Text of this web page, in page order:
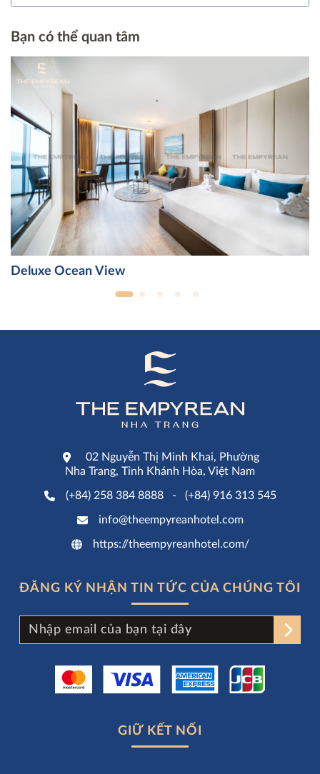
Bạn có thể quan tâm
Deluxe Ocean View
GIỮ KẾT NỐI
02 Nguyễn Thị Minh Khai, Phường
Nha Trang, Tỉnh Khánh Hòa, Việt Nam
(+84) 258 384 8888 - (+84) 916 313 545
info@theempyreanhotel.com
https://theempyreanhotel.com/
ĐĂNG KÝ NHẬN TIN TỨC CỦA CHÚNG TÔI